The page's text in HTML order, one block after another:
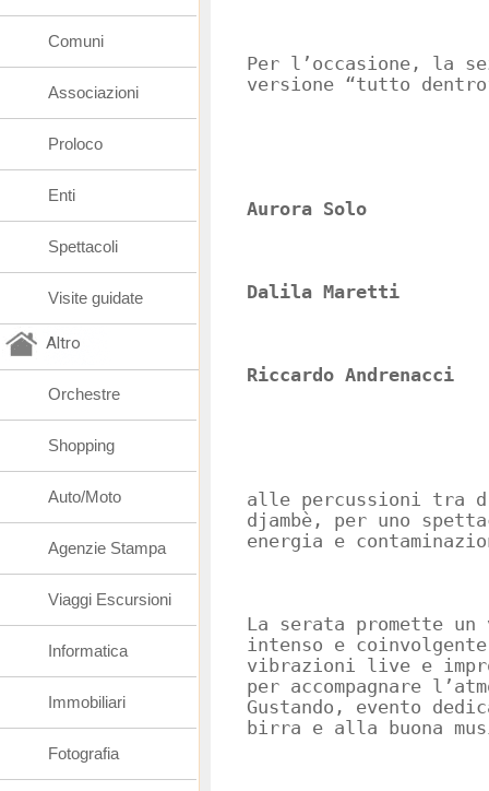
Per l’occasione, la
versione “tutto
Aurora Solo
Dalila Maretti
Riccardo Andrenacci
alle percussioni tra
djambè, per uno
energia e
La serata promette un
intenso e
vibrazioni live e
per accompagnare
Gustando, evento
birra e alla buona
Comuni
Associazioni
Proloco
Enti
Spettacoli
Visite guidate
Altro
Orchestre
Shopping
Auto/Moto
Agenzie Stampa
Viaggi Escursioni
Informatica
Immobiliari
Fotografia